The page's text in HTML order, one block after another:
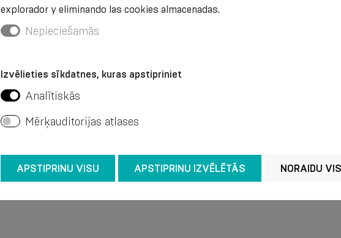
Recomendamos
temperatura de
agentes
suavemente el
explorador y eliminando las cookies almacenadas.
Nepieciešamās
Izvēlieties sīkdatnes, kuras apstipriniet
Analītiskās
Mērķauditorijas atlases
APSTIPRINU VISU APSTIPRINU IZVĒLĒTĀS NORAIDU